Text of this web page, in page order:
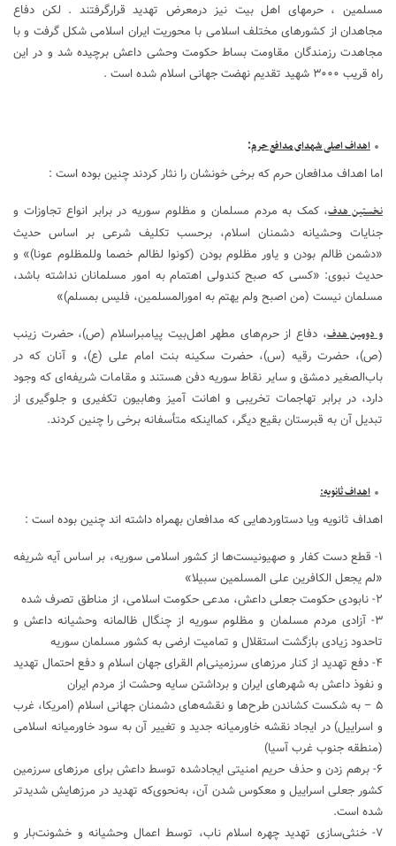
مسلمین ، حرمهای اهل بیت نیز درمعرض تهدید قرارگرفتند . لکن دفاع
مجاهدان از کشورهای مختلف اسلامی با محوریت ایران اسلامی شکل گرفت و با
مجاهدت رزمندگان مقاومت بساط حکومت وحشی داعش برچیده شد و در این
راه قریب ۳۰۰۰ شهید تقدیم نهضت جهانی اسلام شده است .
اهداف اصلی شهدای مدافع حرم:
اما اهداف مدافعان حرم که برخی خونشان را نثار کردند چنین بوده است :
نخستین هدف، کمک به مردم مسلمان و مظلوم سوریه در برابر انواع تجاوزات و
جنایات وحشیانه دشمنان اسلام، برحسب تکلیف شرعی بر اساس حدیث
«دشمن ظالم بودن و یاور مظلوم بودن (کونوا لظالم خصما وللمظلوم عونا)» و
حدیث نبوی: «کسی که صبح کندولی اهتمام به امور مسلمانان نداشته باشد،
مسلمان نیست (من اصبح ولم یهتم به امورالمسلمین، فلیس بمسلم)»
و دومین هدف، دفاع از حرم‌های مطهر اهل‌بیت پیامبراسلام (ص)، حضرت زینب
(ص)، حضرت رقیه (س)، حضرت سکینه بنت امام علی (ع)، و آنان که در
باب‌الصغیر دمشق و سایر نقاط سوریه دفن هستند و مقامات شریفه‌ای که وجود
دارد، در برابر تهاجمات تخریبی و اهانت آمیز وهابیون تکفیری و جلوگیری از
تبدیل آن به قبرستان بقیع دیگر، کمااینکه متأسفانه برخی را چنین کردند.
اهداف ثانویه:
اهداف ثانویه ویا دستاوردهایی که مدافعان بهمراه داشته اند چنین بوده است :
۱- قطع دست کفار و صهیونیست‌ها از کشور اسلامی سوریه، بر اساس آیه شریفه
«لم یجعل الکافرین علی المسلمین سبیلا»
۲- نابودی حکومت جعلی داعش، مدعی حکومت اسلامی، از مناطق تصرف شده
۳- آزادی مردم مسلمان و مظلوم سوریه از چنگال ظالمانه وحشیانه داعش و
تاحدود زیادی بازگشت استقلال و تمامیت ارضی به کشور مسلمان سوریه
۴- دفع تهدید از کنار مرزهای سرزمینی‌ام القرای جهان اسلام و دفع احتمال تهدید
و نفوذ داعش به شهرهای ایران و برداشتن سایه وحشت از مردم ایران
۵ – به شکست کشاندن طرح‌ها و نقشه‌های دشمنان جهانی اسلام (امریکا، غرب
و اسراییل) در ایجاد نقشه خاورمیانه جدید و تغییر آن به سود خاورمیانه اسلامی
(منطقه جنوب غرب آسیا)
۶- برهم زدن و حذف حریم امنیتی ایجادشده توسط داعش برای مرزهای سرزمین
کشور جعلی اسراییل و معکوس شدن آن، به‌نحوی‌که تهدید در مرزهایش شدیدتر
شده است.
۷- خنثی‌سازی تهدید چهره اسلام ناب، توسط اعمال وحشیانه و خشونت‌بار و